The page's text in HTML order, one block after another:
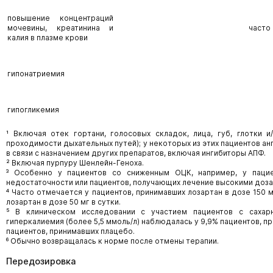
повышение концентраций
мочевины, креатинина и
калия в плазме крови
часто
гипонатриемия
гипогликемия
¹ Включая отек гортани, голосовых складок, лица, губ, глотки
проходимости дыхательных путей); у некоторых из этих пациентов
в связи с назначением других препаратов, включая ингибиторы АПФ.
² Включая пурпуру Шенлейн-Геноха.
³ Особенно у пациентов со сниженным ОЦК, например, у
недостаточности или пациентов, получающих лечение высокими
⁴ Часто отмечается у пациентов, принимавших лозартан в дозе 150
лозартан в дозе 50 мг в сутки.
⁵ В клиническом исследовании с участием пациентов с
гиперкалиемия (более 5,5 ммоль/л) наблюдалась у 9,9% пациентов,
пациентов, принимавших плацебо.
⁶ Обычно возвращалась к норме после отмены терапии.
Передозировка